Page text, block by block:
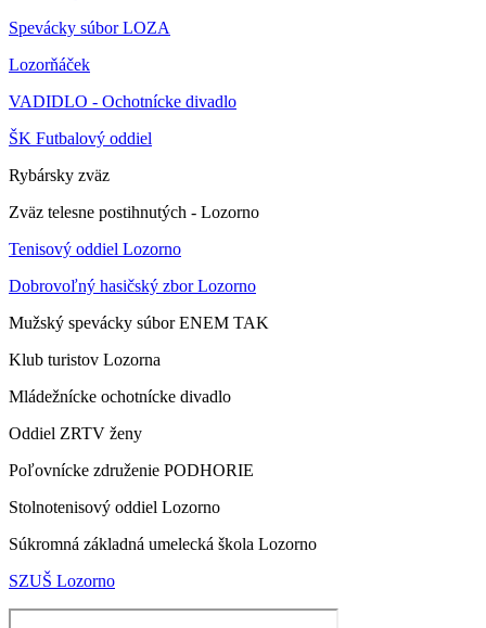
Spevácky súbor LOZA
Lozorňáček
VADIDLO - Ochotnícke divadlo
ŠK Futbalový oddiel
Rybársky zväz
Zväz telesne postihnutých - Lozorno
Tenisový oddiel Lozorno
Dobrovoľný hasičský zbor Lozorno
Mužský spevácky súbor ENEM TAK
Klub turistov Lozorna
Mládežnícke ochotnícke divadlo
Oddiel ZRTV ženy
Poľovnícke združenie PODHORIE
Stolnotenisový oddiel Lozorno
Súkromná základná umelecká škola Lozorno
SZUŠ Lozorno